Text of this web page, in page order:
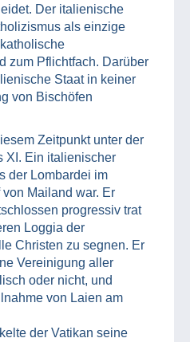
Der italienische
als einzige
zum Pflichtfach. Darüber
Staat in keiner
von Bischöfen
Zeitpunkt unter der
XI. Ein italienischer
der Lombardei im
Mailand war. Er
progressiv trat
Loggia der
Christen zu segnen. Er
Vereinigung aller
oder nicht, und
von Laien am
der Vatikan seine